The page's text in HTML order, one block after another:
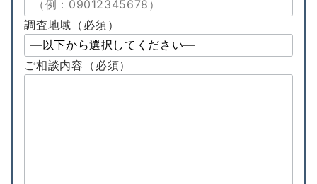
調査地域（必須）
ご相談内容 （必須）